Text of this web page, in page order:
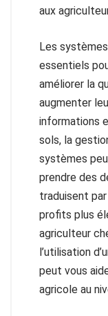
aux
Les
essentiels
améliorer la
augmenter
informations
sols, la
systèmes
prendre des
traduisent
profits plus
agriculteur
l’utilisation
peut vous
agricole au